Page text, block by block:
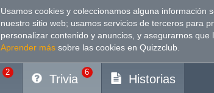
Usamos cookies y coleccionamos alguna información
nuestro sitio web; usamos servicios de terceros para
personalizar contenido y anuncios, y asegurarnos que
Aprender más sobre las cookies en Quizzclub.
2
Trivia
6
Historias